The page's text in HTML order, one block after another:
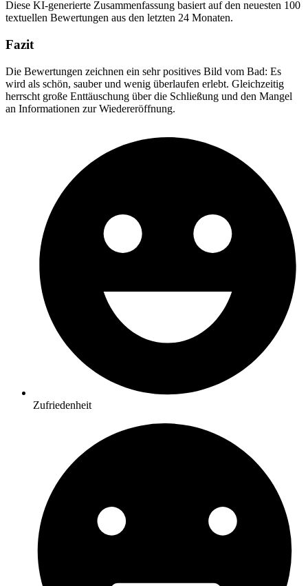
Diese KI-generierte Zusammenfassung basiert auf den neuesten 100
textuellen Bewertungen aus den letzten 24 Monaten.
Fazit
Die Bewertungen zeichnen ein sehr positives Bild vom Bad: Es
wird als schön, sauber und wenig überlaufen erlebt. Gleichzeitig
herrscht große Enttäuschung über die Schließung und den Mangel
an Informationen zur Wiedereröffnung.
Zufriedenheit